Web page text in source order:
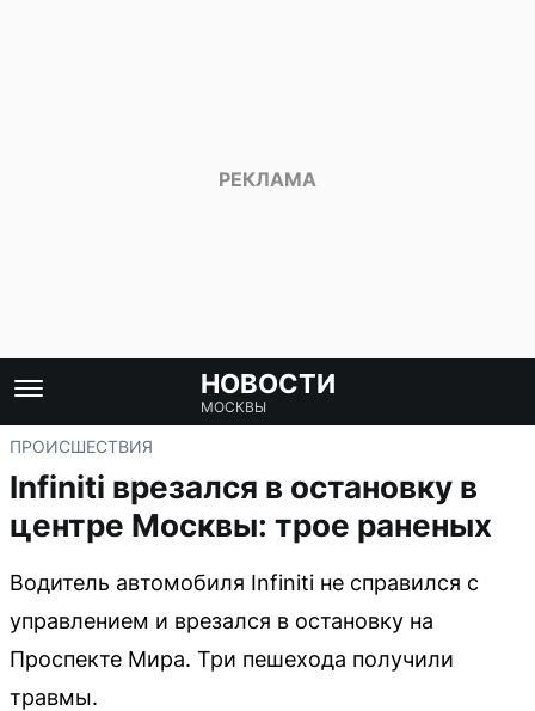
НОВОСТИ
МОСКВЫ
ПРОИСШЕСТВИЯ
Infiniti врезался в остановку в
центре Москвы: трое раненых
Водитель автомобиля Infiniti не справился с
управлением и врезался в остановку на
Проспекте Мира. Три пешехода получили
травмы.